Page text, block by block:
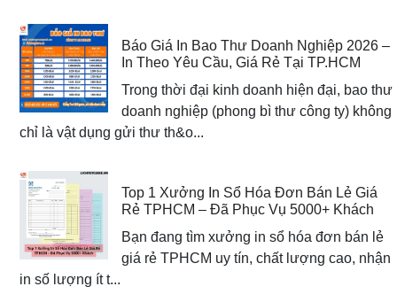
Báo Giá In Bao Thư Doanh Nghiệp 2026 –
In Theo Yêu Cầu, Giá Rẻ Tại TP.HCM
Trong thời đại kinh doanh hiện đại, bao thư
doanh nghiệp (phong bì thư công ty) không
chỉ là vật dụng gửi thư th&o...
Top 1 Xưởng In Sổ Hóa Đơn Bán Lẻ Giá
Rẻ TPHCM – Đã Phục Vụ 5000+ Khách
Bạn đang tìm xưởng in sổ hóa đơn bán lẻ
giá rẻ TPHCM uy tín, chất lượng cao, nhận
in số lượng ít t...